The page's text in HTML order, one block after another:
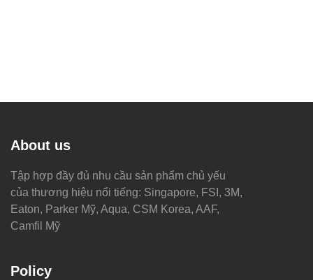
About us
Tập hợp đầy đủ nhu cầu sản phẩm chủ yếu
của thương hiệu nổi tiếng: Singapore, FSI, 3M,
Eaton, Parker Mỹ, Aqua, CSM Korea, AAF,
Camfil Mỹ
Policy